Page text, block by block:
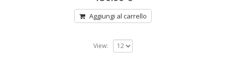
Aggiungi al carrello
View: